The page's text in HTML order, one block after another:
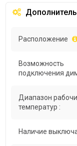
Расположение
Возможность
подключения
Диапазон
температур :
Наличие